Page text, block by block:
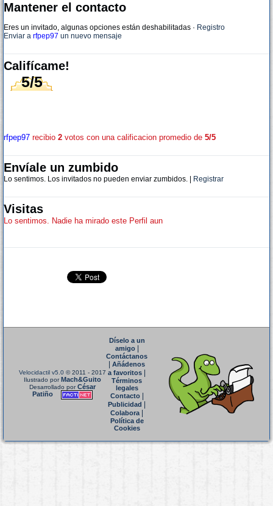
Mantener el contacto
Eres un invitado, algunas opciones están deshabilitadas · Registro
Enviar a rfpep97 un nuevo mensaje
Califícame!
5/5
rfpep97 recibio 2 votos con una calificacion promedio de 5/5
Envíale un zumbido
Lo sentimos. Los invitados no pueden enviar zumbidos. | Registrar
Visitas
Lo sentimos. Nadie ha mirado este Perfil aun
Velocidactil v5.0 © 2011 - 2017
Ilustrado porMach&Guito
Desarrollado porCésar
Patiño
Díselo a un
amigo|
Contáctanos
Añádenos
a favoritos
Términos
legales
Contacto|
Publicidad
Colabora|
Política de
Cookies